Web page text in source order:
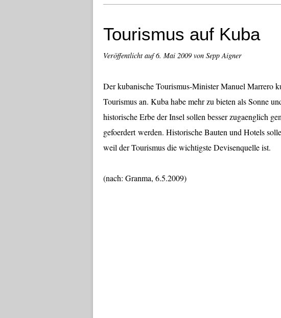
Tourismus auf Kuba
Veröffentlicht auf6. Mai 2009 von Sepp Aigner
Der kubanische Tourismus-Minister Manuel Marrero
Tourismus an. Kuba habe mehr zu bieten als Sonne
historische Erbe der Insel sollen besser zugaenglich
gefoerdert werden. Historische Bauten und Hotels
weil der Tourismus die wichtigste Devisenquelle ist.
(nach: Granma, 6.5.2009)